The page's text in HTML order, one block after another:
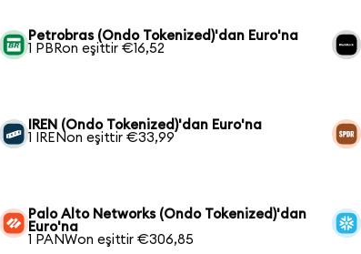
Petrobras (Ondo Tokenized)'dan Euro'na
1 PBRon eşittir €16,52
IREN (Ondo Tokenized)'dan Euro'na
1 IRENon eşittir €33,99
Palo Alto Networks (Ondo Tokenized)'dan
Euro'na
1 PANWon eşittir €306,85